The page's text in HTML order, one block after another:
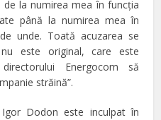
la numirea mea în funcția
până la numirea mea în
unde. Toată acuzarea se
este original, care este
Energocom să
străină”.
Dodon este inculpat în